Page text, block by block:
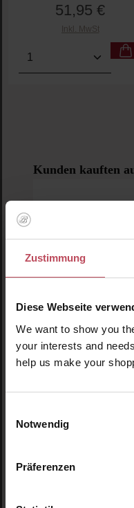
Zustimmung
Diese Webseite
We want to show you
your interests and
help us make your
Notwendig
Präferenzen
Regulärer
51,95 €
Inkl. MwSt
Produkt Anzahl:
Produktgalerie
Kunden kauften